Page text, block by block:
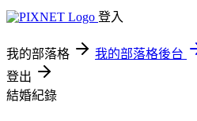
登入
我的部落格 我的部落格後台
登出
結婚紀錄